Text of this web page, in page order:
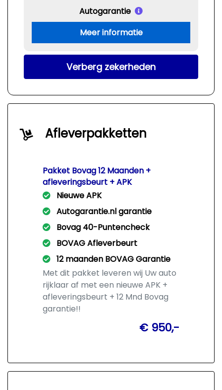
Autogarantie
Meer informatie
Verberg zekerheden
Afleverpakketten
Pakket Bovag 12 Maanden +
afleveringsbeurt + APK
Nieuwe APK
Autogarantie.nl garantie
Bovag 40-Puntencheck
BOVAG Afleverbeurt
12 maanden BOVAG Garantie
Met dit pakket leveren wij Uw auto
rijklaar af met een nieuwe APK +
afleveringsbeurt + 12 Mnd Bovag
garantie!!
€ 950,-